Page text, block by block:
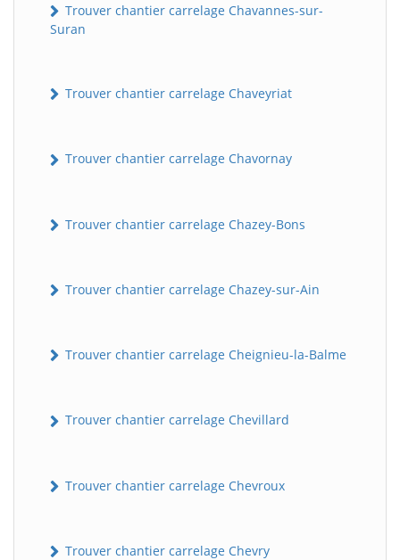
Trouver chantier carrelage Chavannes-sur-
Suran
Trouver chantier carrelage Chaveyriat
Trouver chantier carrelage Chavornay
Trouver chantier carrelage Chazey-Bons
Trouver chantier carrelage Chazey-sur-Ain
Trouver chantier carrelage Cheignieu-la-Balme
Trouver chantier carrelage Chevillard
Trouver chantier carrelage Chevroux
Trouver chantier carrelage Chevry